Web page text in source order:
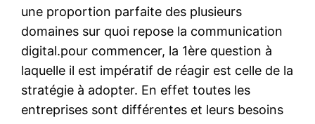
une proportion parfaite des plusieurs
domaines sur quoi repose la communication
digital.pour commencer, la 1ère question à
laquelle il est impératif de réagir est celle de la
stratégie à adopter. En effet toutes les
entreprises sont différentes et leurs besoins